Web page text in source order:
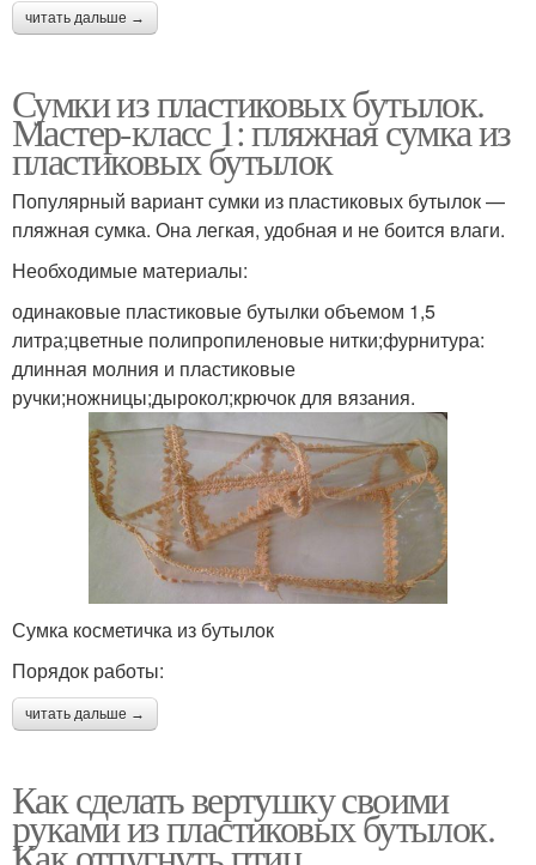
читать дальше →
Сумки из пластиковых бутылок.
Мастер-класс 1: пляжная сумка из
пластиковых бутылок
Популярный вариант сумки из пластиковых бутылок —
пляжная сумка. Она легкая, удобная и не боится влаги.
Необходимые материалы:
одинаковые пластиковые бутылки объемом 1,5
литра;цветные полипропиленовые нитки;фурнитура:
длинная молния и пластиковые
ручки;ножницы;дырокол;крючок для вязания.
Сумка косметичка из бутылок
Порядок работы:
читать дальше →
Как сделать вертушку своими
руками из пластиковых бутылок.